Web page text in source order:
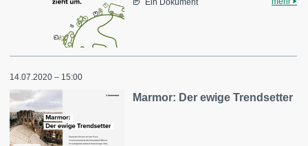
14.07.2020 – 15:00
Marmor: Der ewige Trendsetter